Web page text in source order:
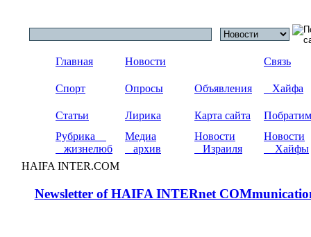
Главная Новости Связь
Спорт Опросы Объявления Хайфа
Статьи Лирика Карта сайта
Рубрика
жизнелюб
Медиа
архив
Новости
Израиля
Новости
Хайфы
HAIFA INTER.COM
Newsletter of HAIFA INTERnet